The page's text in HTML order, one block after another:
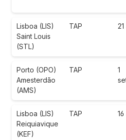
Lisboa (LIS)
Saint Louis
(STL)
TAP
Porto (OPO)
Amesterdão
(AMS)
TAP
1
Lisboa (LIS)
Reiquiavique
(KEF)
TAP